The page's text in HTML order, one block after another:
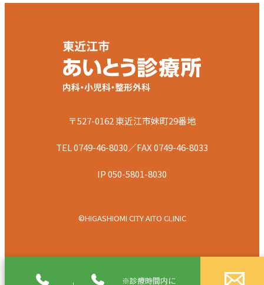
※診療時間内に
〒527-0162 東近江市妹町29番地
TEL 0749-46-8030／FAX 0749-46-8033
IP 050-5801-8030
©HIGASHIOMI CITY AITO CLINIC